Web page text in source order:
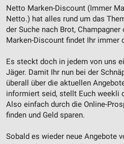
Netto Marken-Discount (Immer
Netto.) hat alles rund um das
der Suche nach Brot,
Marken-Discount findet Ihr immer
Es steckt doch in jedem von uns
Jäger. Damit Ihr nun bei der
überall über die aktuellen
informiert seid, stellt Euch weekli
Also einfach durch die Online-
finden und Geld sparen.
Sobald es wieder neue Angebote